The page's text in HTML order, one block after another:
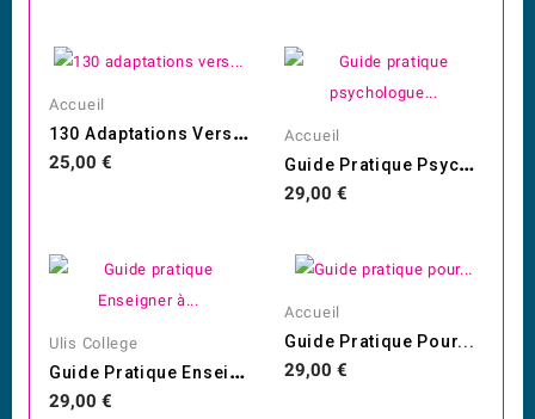
Accueil
1
30 Adaptations Vers...
Prix
25,00 €
Accueil
G
Uide Pratique Psychologue...
Prix
29,00 €
Ulis College
G
Uide Pratique Enseigner À...
Prix
29,00 €
Accueil
Guide Pratique Pour...
Prix
29,00 €